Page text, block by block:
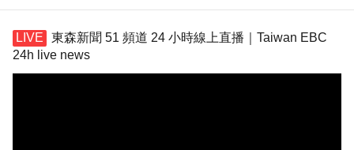
東森新聞 51 頻道 24 小時線上直播｜Taiwan EBC
24h live news